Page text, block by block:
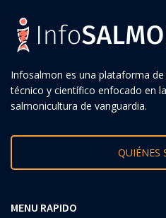
Infosalmon es una plataforma
técnico y científico enfocado en
salmonicultura de vanguardia.
QUIÉNES
MENU RAPIDO